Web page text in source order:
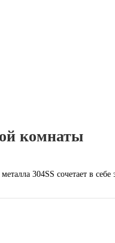
комнаты
304SS сочетает в